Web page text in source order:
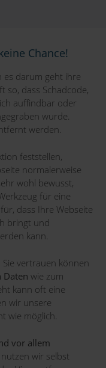
Chance!
es darum geht ihre
so, dass Schadcode,
auffindbar oder
wurde.
werden.
feststellen,
normalerweise
wohl bewusst,
für eine
dass Ihre Webseite
bringt und
kann.
vertrauen können
Daten wie zum
kann oft eine
wir unsere
wie möglich.
vor allem
wir selbst